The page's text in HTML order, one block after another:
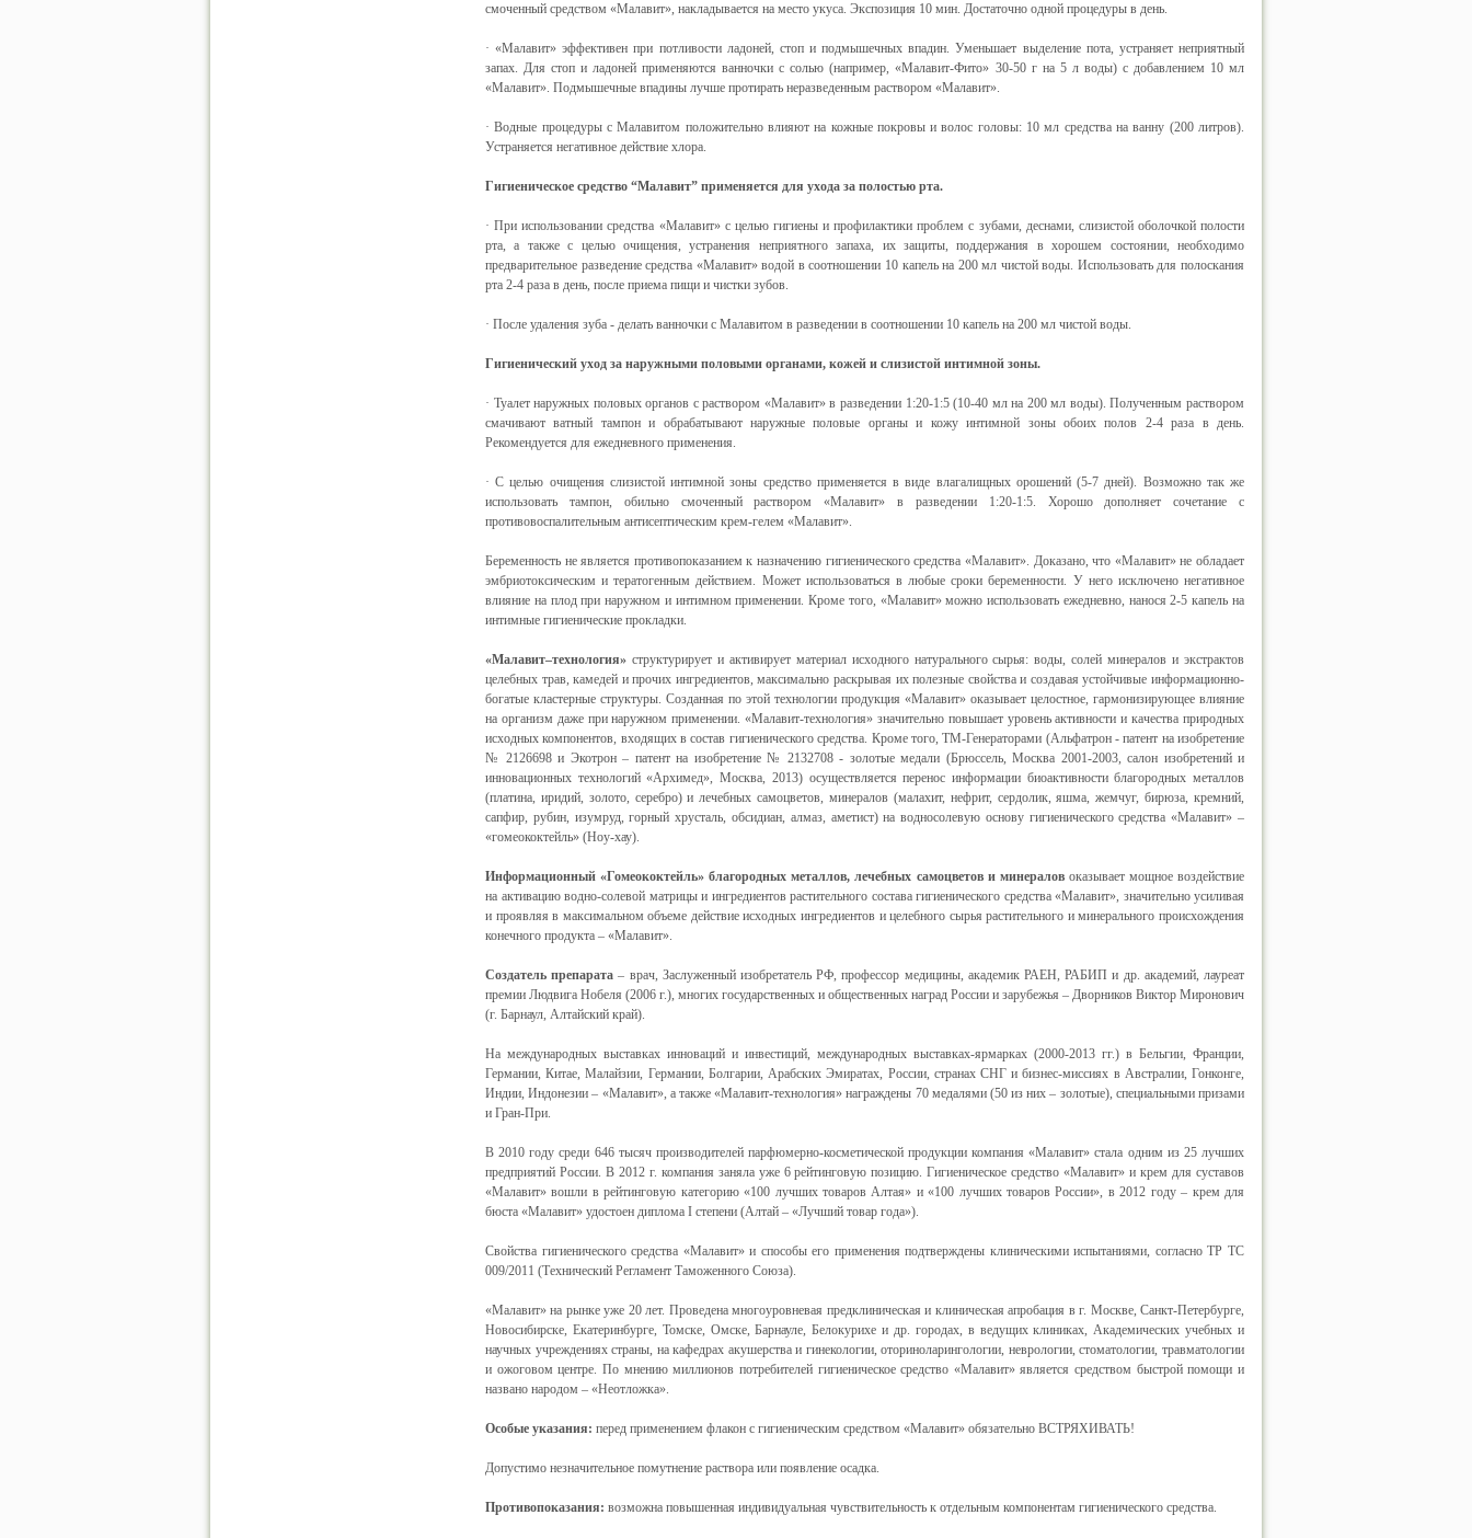
смоченный средством «Малавит», накладывается на место укуса. Экспозиция 10 мин. Достаточно одной процедуры в день.
· «Малавит» эффективен при потливости ладоней, стоп и подмышечных впадин. Уменьшает выделение пота, устраняет неприятный
запах. Для стоп и ладоней применяются ванночки с солью (например, «Малавит-Фито» 30-50 г на 5 л воды) с добавлением 10 мл
«Малавит». Подмышечные впадины лучше протирать неразведенным раствором «Малавит».
· Водные процедуры с Малавитом положительно влияют на кожные покровы и волос головы: 10 мл средства на ванну (200 литров).
Устраняется негативное действие хлора.
Гигиеническое средство “Малавит” применяется для ухода за полостью рта.
· При использовании средства «Малавит» с целью гигиены и профилактики проблем с зубами, деснами, слизистой оболочкой полости
рта, а также с целью очищения, устранения неприятного запаха, их защиты, поддержания в хорошем состоянии, необходимо
предварительное разведение средства «Малавит» водой в соотношении 10 капель на 200 мл чистой воды. Использовать для полоскания
рта 2-4 раза в день, после приема пищи и чистки зубов.
· После удаления зуба - делать ванночки с Малавитом в разведении в соотношении 10 капель на 200 мл чистой воды.
Гигиенический уход за наружными половыми органами, кожей и слизистой интимной зоны.
· Туалет наружных половых органов с раствором «Малавит» в разведении 1:20-1:5 (10-40 мл на 200 мл воды). Полученным раствором
смачивают ватный тампон и обрабатывают наружные половые органы и кожу интимной зоны обоих полов 2-4 раза в день.
Рекомендуется для ежедневного применения.
· С целью очищения слизистой интимной зоны средство применяется в виде влагалищных орошений (5-7 дней). Возможно так же
использовать тампон, обильно смоченный раствором «Малавит» в разведении 1:20-1:5. Хорошо дополняет сочетание с
противовоспалительным антисептическим крем-гелем «Малавит».
Беременность не является противопоказанием к назначению гигиенического средства «Малавит». Доказано, что «Малавит» не обладает
эмбриотоксическим и тератогенным действием. Может использоваться в любые сроки беременности. У него исключено негативное
влияние на плод при наружном и интимном применении. Кроме того, «Малавит» можно использовать ежедневно, нанося 2-5 капель на
интимные гигиенические прокладки.
«Малавит–технология» структурирует и активирует материал исходного натурального сырья: воды, солей минералов и экстрактов
целебных трав, камедей и прочих ингредиентов, максимально раскрывая их полезные свойства и создавая устойчивые информационно-
богатые кластерные структуры. Созданная по этой технологии продукция «Малавит» оказывает целостное, гармонизирующее влияние
на организм даже при наружном применении. «Малавит-технология» значительно повышает уровень активности и качества природных
исходных компонентов, входящих в состав гигиенического средства. Кроме того, ТМ-Генераторами (Альфатрон - патент на изобретение
№ 2126698 и Экотрон – патент на изобретение № 2132708 - золотые медали (Брюссель, Москва 2001-2003, салон изобретений и
инновационных технологий «Архимед», Москва, 2013) осуществляется перенос информации биоактивности благородных металлов
(платина, иридий, золото, серебро) и лечебных самоцветов, минералов (малахит, нефрит, сердолик, яшма, жемчуг, бирюза, кремний,
сапфир, рубин, изумруд, горный хрусталь, обсидиан, алмаз, аметист) на водносолевую основу гигиенического средства «Малавит» –
«гомеококтейль» (Ноу-хау).
Информационный «Гомеококтейль» благородных металлов, лечебных самоцветов и минералов оказывает мощное воздействие
на активацию водно-солевой матрицы и ингредиентов растительного состава гигиенического средства «Малавит», значительно усиливая
и проявляя в максимальном объеме действие исходных ингредиентов и целебного сырья растительного и минерального происхождения
конечного продукта – «Малавит».
Создатель препарата– врач, Заслуженный изобретатель РФ, профессор медицины, академик РАЕН, РАБИП и др. академий, лауреат
премии Людвига Нобеля (2006 г.), многих государственных и общественных наград России и зарубежья – Дворников Виктор Миронович
(г. Барнаул, Алтайский край).
На международных выставках инноваций и инвестиций, международных выставках-ярмарках (2000-2013 гг.) в Бельгии, Франции,
Германии, Китае, Малайзии, Германии, Болгарии, Арабских Эмиратах, России, странах СНГ и бизнес-миссиях в Австралии, Гонконге,
Индии, Индонезии – «Малавит», а также «Малавит-технология» награждены 70 медалями (50 из них – золотые), специальными призами
и Гран-При.
В 2010 году среди 646 тысяч производителей парфюмерно-косметической продукции компания «Малавит» стала одним из 25 лучших
предприятий России. В 2012 г. компания заняла уже 6 рейтинговую позицию. Гигиеническое средство «Малавит» и крем для суставов
«Малавит» вошли в рейтинговую категорию «100 лучших товаров Алтая» и «100 лучших товаров России», в 2012 году – крем для
бюста «Малавит» удостоен диплома I степени (Алтай – «Лучший товар года»).
Свойства гигиенического средства «Малавит» и способы его применения подтверждены клиническими испытаниями, согласно ТР ТС
009/2011 (Технический Регламент Таможенного Союза).
«Малавит» на рынке уже 20 лет. Проведена многоуровневая предклиническая и клиническая апробация в г. Москве, Санкт-Петербурге,
Новосибирске, Екатеринбурге, Томске, Омске, Барнауле, Белокурихе и др. городах, в ведущих клиниках, Академических учебных и
научных учреждениях страны, на кафедрах акушерства и гинекологии, оториноларингологии, неврологии, стоматологии, травматологии
и ожоговом центре. По мнению миллионов потребителей гигиеническое средство «Малавит» является средством быстрой помощи и
названо народом – «Неотложка».
Особые указания: перед применением флакон с гигиеническим средством «Малавит» обязательно ВСТРЯХИВАТЬ!
Допустимо незначительное помутнение раствора или появление осадка.
Противопоказания: возможна повышенная индивидуальная чувствительность к отдельным компонентам гигиенического средства.